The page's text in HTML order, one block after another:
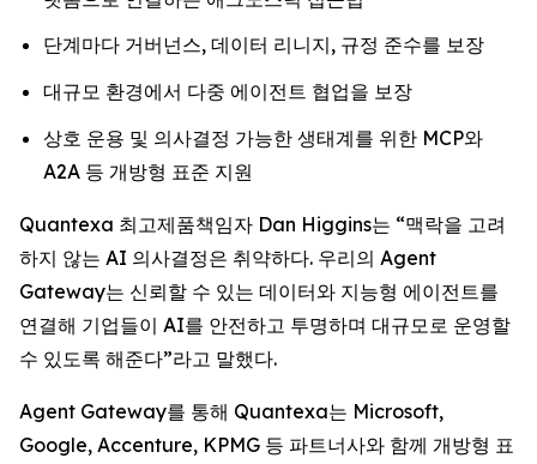
단계마다 거버넌스, 데이터 리니지, 규정 준수를 보장
대규모 환경에서 다중 에이전트 협업을 보장
상호 운용 및 의사결정 가능한 생태계를 위한 MCP와
A2A 등 개방형 표준 지원
Quantexa 최고제품책임자 Dan Higgins는 “맥락을 고려
하지 않는 AI 의사결정은 취약하다. 우리의 Agent
Gateway는 신뢰할 수 있는 데이터와 지능형 에이전트를
연결해 기업들이 AI를 안전하고 투명하며 대규모로 운영할
수 있도록 해준다”라고 말했다.
Agent Gateway를 통해 Quantexa는 Microsoft,
Google, Accenture, KPMG 등 파트너사와 함께 개방형 표